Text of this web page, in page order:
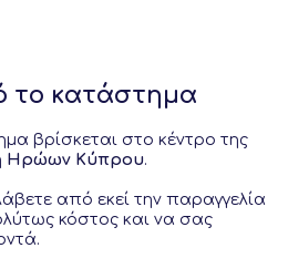
το κατάστημα
βρίσκεται στο κέντρο της
Ηρώων Κύπρου.
από εκεί την παραγγελία
κόστος και να σας